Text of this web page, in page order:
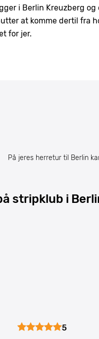
i Berlin Kreuzberg
at komme dertil fra
for jer.
På jeres herretur til Berlin
stripklub i
5